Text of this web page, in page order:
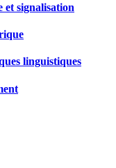
et signalisation
linguistiques